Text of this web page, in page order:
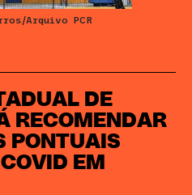
DE
RECOMENDAR
PONTUAIS
EM
Arquivo PCR